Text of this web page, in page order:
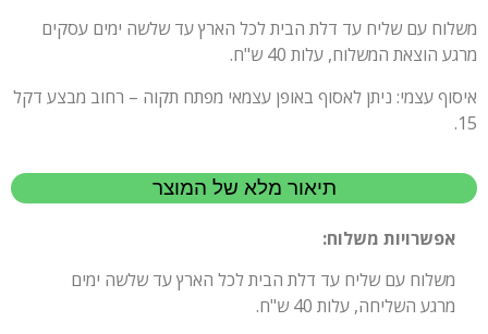
משלוח עם שליח עד דלת הבית לכל הארץ עד שלשה ימים עסקים
מרגע הוצאת המשלוח, עלות 40 ש"ח.
איסוף עצמי: ניתן לאסוף באופן עצמאי מפתח תקוה – רחוב מבצע דקל
15.
תיאור מלא של המוצר
אפשרויות משלוח:
משלוח עם שליח עד דלת הבית לכל הארץ עד שלשה ימים
מרגע השליחה, עלות 40 ש"ח.